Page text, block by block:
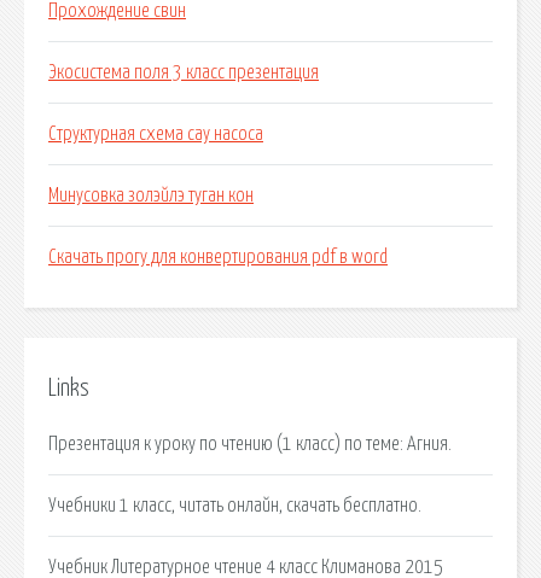
Прохождение свин
Экосистема поля 3 класс презентация
Структурная схема сау насоса
Минусовка золэйлэ туган кон
Скачать прогу для конвертирования pdf в word
Links
Презентация к уроку по чтению (1 класс) по теме: Агния.
Учебники 1 класс, читать онлайн, скачать бесплатно.
Учебник Литературное чтение 4 класс Климанова 2015